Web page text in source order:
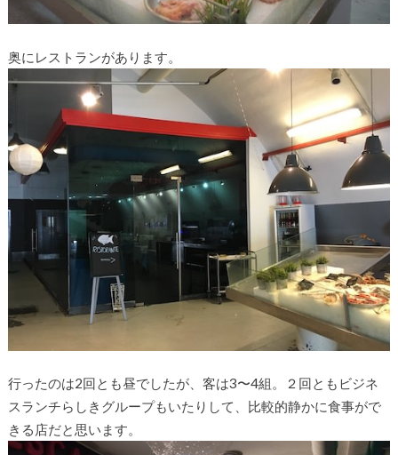
奥にレストランがあります。
行ったのは2回とも昼でしたが、客は3〜4組。２回ともビジネ
スランチらしきグループもいたりして、比較的静かに食事がで
きる店だと思います。